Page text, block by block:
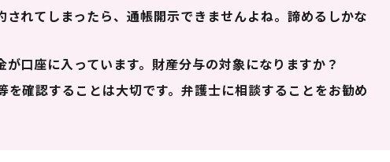
されてしまったら、通帳開示できませんよね。諦めるしかな
が口座に入っています。財産分与の対象になりますか？
を確認することは大切です。弁護士に相談することをお勧め